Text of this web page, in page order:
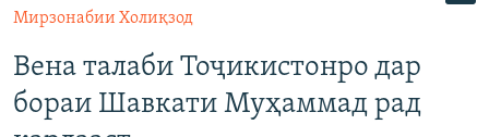
Мирзонабии Холиқзод
Вена талаби Тоҷикистонро дар
бораи Шавкати Муҳаммад рад